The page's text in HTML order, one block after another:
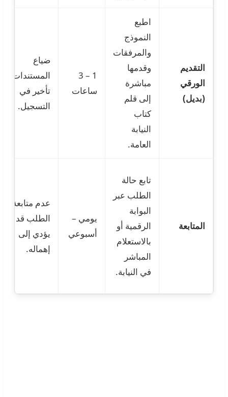
التقديم
الورقي
(بديل)
اطبع
النموذج
والمرفقات
وقدمها
مباشرة
إلى قلم
كتاب
النيابة
العامة.
1 – 3
ساعات
ضياع
المستندات،
تأخير في
التسجيل.
المتابعة
تابع حالة
الطلب عبر
البوابة
الرقمية أو
بالاستعلام
المباشر
في النيابة.
يومي –
أسبوعي
عدم متابعة
الطلب قد
يؤدي إلى
إهماله.